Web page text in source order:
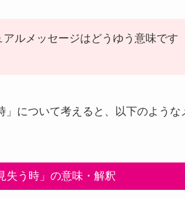
ルメッセージはどうゆう意味です
について考えると、以下のよう
失う時」の意味・解釈